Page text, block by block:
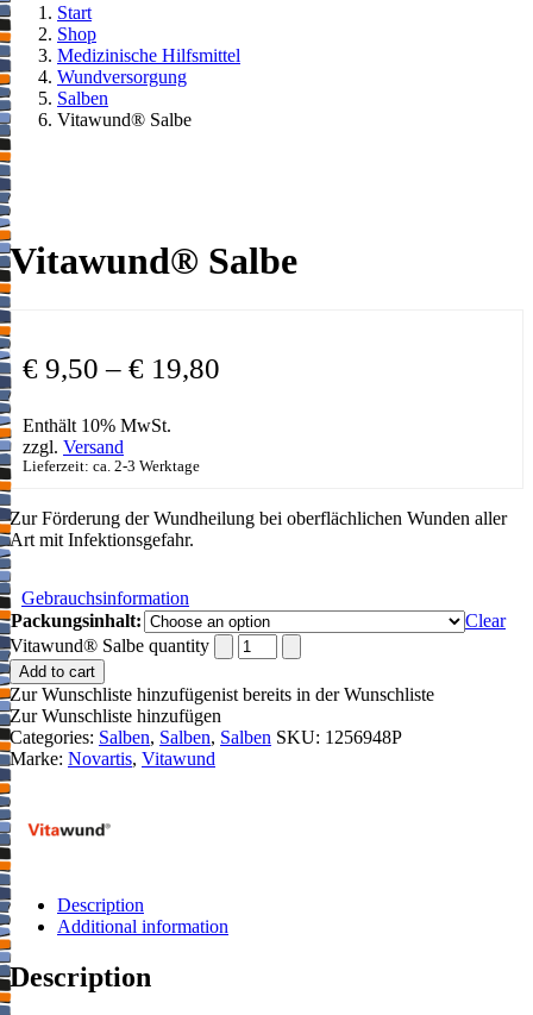
Start
Shop
Medizinische Hilfsmittel
Wundversorgung
Salben
Vitawund® Salbe
Vitawund® Salbe
€ 9,50 – € 19,80
Enthält 10% MwSt.
zzgl. Versand
Lieferzeit: ca. 2-3 Werktage
Zur Förderung der Wundheilung bei oberflächlichen Wunden aller
Art mit Infektionsgefahr.
Gebrauchsinformation
Packungsinhalt:
Clear
Vitawund® Salbe quantity
Add to cart
Zur Wunschliste hinzufügenist bereits in der Wunschliste
Zur Wunschliste hinzufügen
Categories: Salben, Salben, Salben SKU: 1256948P
Marke: Novartis, Vitawund
Description
Additional information
Description